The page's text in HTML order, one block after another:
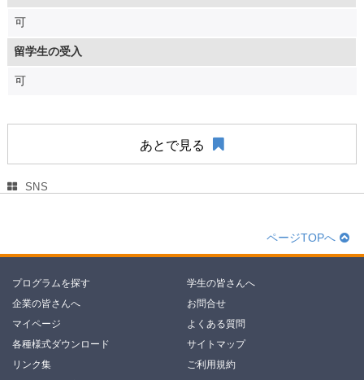
可
留学生の受入
可
あとで見る
SNS
ページTOPへ
プログラムを探す
学生の皆さんへ
企業の皆さんへ
お問合せ
マイページ
よくある質問
各種様式ダウンロード
サイトマップ
リンク集
ご利用規約